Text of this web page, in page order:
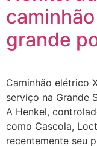
grande
Caminhão elétrico
serviço na Grande
A Henkel,
como Cascola,
recentemente seu